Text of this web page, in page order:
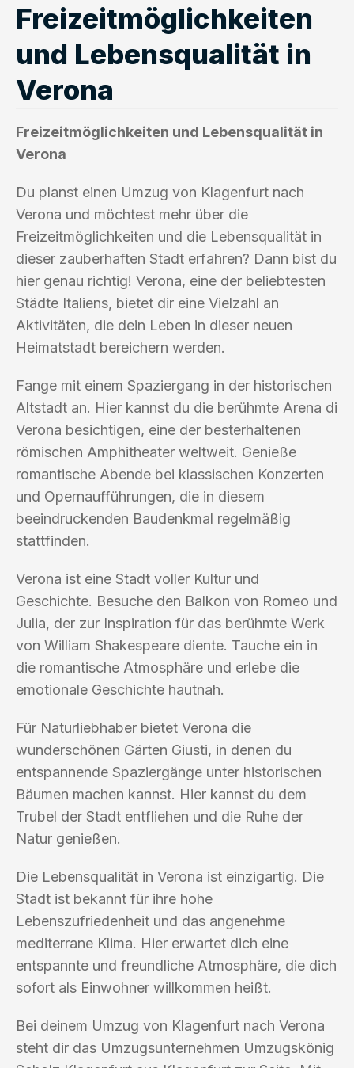
Freizeitmöglichkeiten
und Lebensqualität in
Verona
Freizeitmöglichkeiten und Lebensqualität in
Verona
Du planst einen Umzug von Klagenfurt nach
Verona und möchtest mehr über die
Freizeitmöglichkeiten und die Lebensqualität in
dieser zauberhaften Stadt erfahren? Dann bist du
hier genau richtig! Verona, eine der beliebtesten
Städte Italiens, bietet dir eine Vielzahl an
Aktivitäten, die dein Leben in dieser neuen
Heimatstadt bereichern werden.
Fange mit einem Spaziergang in der historischen
Altstadt an. Hier kannst du die berühmte Arena di
Verona besichtigen, eine der besterhaltenen
römischen Amphitheater weltweit. Genieße
romantische Abende bei klassischen Konzerten
und Opernaufführungen, die in diesem
beeindruckenden Baudenkmal regelmäßig
stattfinden.
Verona ist eine Stadt voller Kultur und
Geschichte. Besuche den Balkon von Romeo und
Julia, der zur Inspiration für das berühmte Werk
von William Shakespeare diente. Tauche ein in
die romantische Atmosphäre und erlebe die
emotionale Geschichte hautnah.
Für Naturliebhaber bietet Verona die
wunderschönen Gärten Giusti, in denen du
entspannende Spaziergänge unter historischen
Bäumen machen kannst. Hier kannst du dem
Trubel der Stadt entfliehen und die Ruhe der
Natur genießen.
Die Lebensqualität in Verona ist einzigartig. Die
Stadt ist bekannt für ihre hohe
Lebenszufriedenheit und das angenehme
mediterrane Klima. Hier erwartet dich eine
entspannte und freundliche Atmosphäre, die dich
sofort als Einwohner willkommen heißt.
Bei deinem Umzug von Klagenfurt nach Verona
steht dir das Umzugsunternehmen Umzugskönig